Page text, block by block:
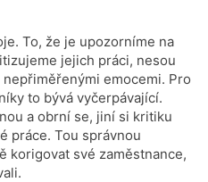
To, že je upozorníme na
jejich práci, nesou
emocemi. Pro
to bývá vyčerpávající.
a obrní se, jiní si kritiku
práce. Tou správnou
korigovat své zaměstnance,